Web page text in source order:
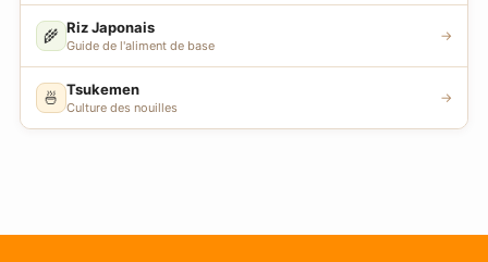
🌾 Riz Japonais
Guide de l'aliment de base
→
🍜 Tsukemen
Culture des nouilles
→